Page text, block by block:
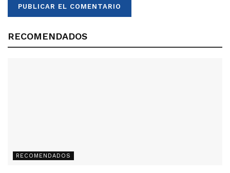
RECOMENDADOS
RECOMENDADOS